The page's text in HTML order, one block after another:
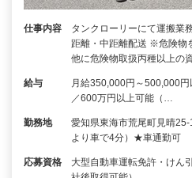
仕事内容
タンクローリーにて運搬業
距離・中距離配送 ※危険物
他に危険物取扱丙種以上の
給与
月給350,000円～500,000
／600万円以上可能（…
勤務地
愛知県東海市荒尾町見晴25-
より車で4分）★車通勤可
応募資格
大型自動車運転免許・けん